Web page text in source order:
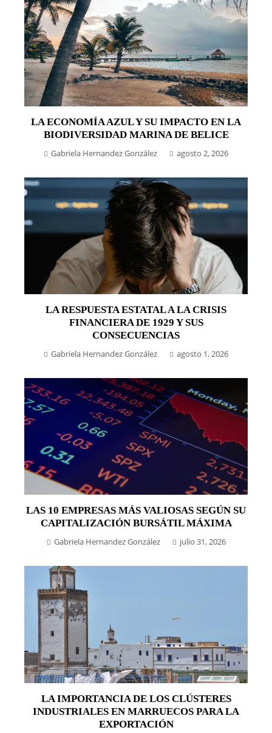
LA ECONOMÍA AZUL Y SU IMPACTO EN LA
BIODIVERSIDAD MARINA DE BELICE
Gabriela Hernandez González agosto 2, 2026
LA RESPUESTA ESTATAL A LA CRISIS
FINANCIERA DE 1929 Y SUS
CONSECUENCIAS
Gabriela Hernandez González agosto 1, 2026
LAS 10 EMPRESAS MÁS VALIOSAS SEGÚN SU
CAPITALIZACIÓN BURSÁTIL MÁXIMA
Gabriela Hernandez González julio 31, 2026
LA IMPORTANCIA DE LOS CLÚSTERES
INDUSTRIALES EN MARRUECOS PARA LA
EXPORTACIÓN